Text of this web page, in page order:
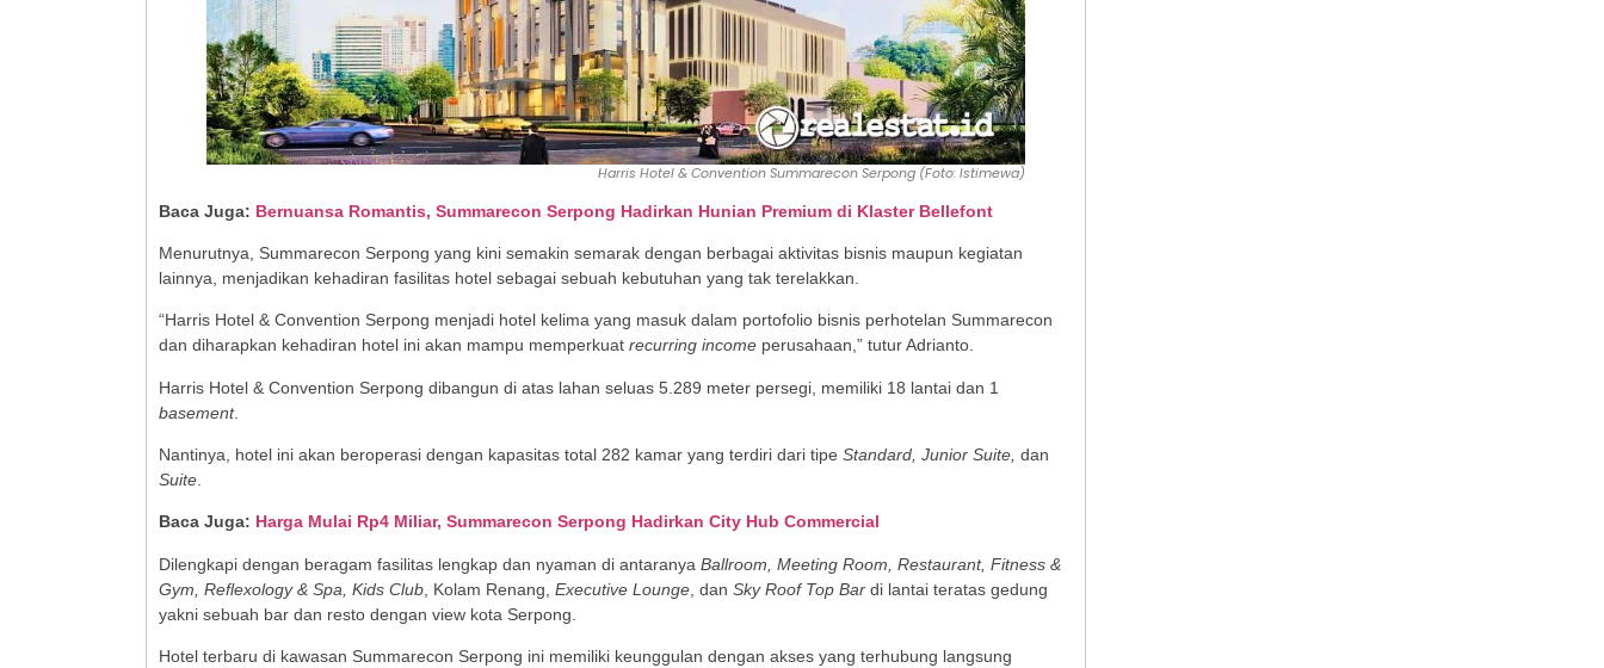
Harris Hotel & Convention Summarecon Serpong (Foto: Istimewa)
Baca Juga: Bernuansa Romantis, Summarecon Serpong Hadirkan Hunian Premium di Klaster Bellefont
Menurutnya, Summarecon Serpong yang kini semakin semarak dengan berbagai aktivitas bisnis maupun kegiatan
lainnya, menjadikan kehadiran fasilitas hotel sebagai sebuah kebutuhan yang tak terelakkan.
“Harris Hotel & Convention Serpong menjadi hotel kelima yang masuk dalam portofolio bisnis perhotelan Summarecon
dan diharapkan kehadiran hotel ini akan mampu memperkuat recurring income perusahaan,” tutur Adrianto.
Harris Hotel & Convention Serpong dibangun di atas lahan seluas 5.289 meter persegi, memiliki 18 lantai dan 1
basement.
Nantinya, hotel ini akan beroperasi dengan kapasitas total 282 kamar yang terdiri dari tipe Standard, Junior Suite, dan
Suite
Baca Juga: Harga Mulai Rp4 Miliar, Summarecon Serpong Hadirkan City Hub Commercial
Dilengkapi dengan beragam fasilitas lengkap dan nyaman di antaranya Ballroom, Meeting Room, Restaurant, Fitness &
Gym, Reflexology & Spa, Kids Club , Kolam Renang, Executive Lounge , dan Sky Roof Top Bar di lantai teratas gedung
yakni sebuah bar dan resto dengan view kota Serpong.
Hotel terbaru di kawasan Summarecon Serpong ini memiliki keunggulan dengan akses yang terhubung langsung